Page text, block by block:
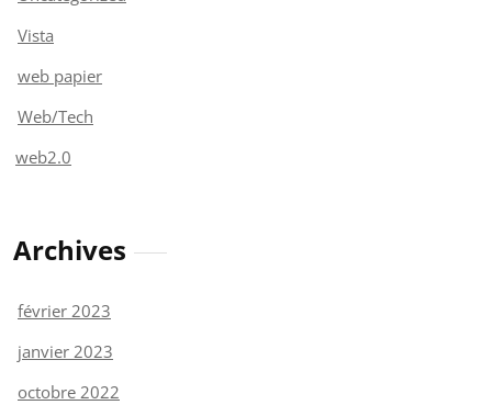
Vista
web papier
Web/Tech
web2.0
Archives
février 2023
janvier 2023
octobre 2022